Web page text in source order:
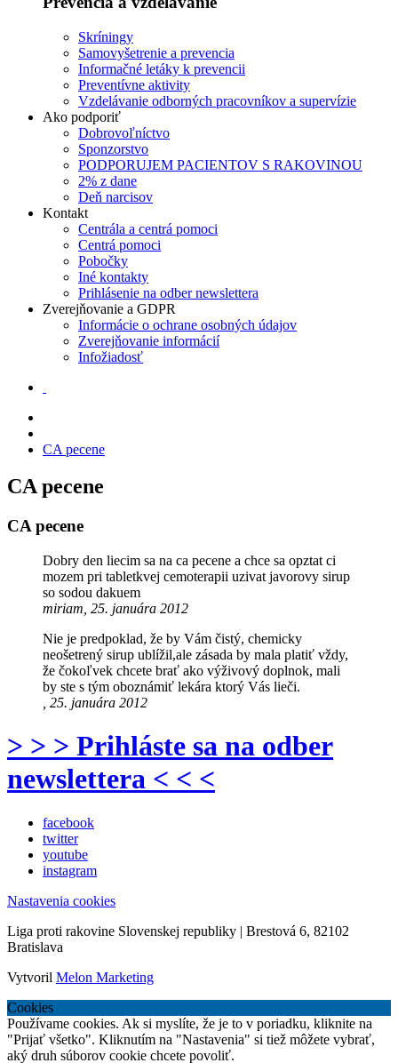
Skríningy
Samovyšetrenie a prevencia
Informačné letáky k prevencii
Preventívne aktivity
Vzdelávanie odborných pracovníkov a supervízie
Ako podporiť
Dobrovoľníctvo
Sponzorstvo
PODPORUJEM PACIENTOV S RAKOVINOU
2% z dane
Deň narcisov
Kontakt
Centrála a centrá pomoci
Centrá pomoci
Pobočky
Iné kontakty
Prihlásenie na odber newslettera
Zverejňovanie a GDPR
Informácie o ochrane osobných údajov
Zverejňovanie informácií
Infožiadosť
CA pecene
CA pecene
CA pecene
Dobry den liecim sa na ca pecene a chce sa opztat ci
mozem pri tabletkvej cemoterapii uzivat javorovy sirup
so sodou dakuem
miriam, 25. januára 2012
Nie je predpoklad, že by Vám čistý, chemicky
neošetrený sirup ublížil,ale zásada by mala platiť vždy,
že čokoľvek chcete brať ako výživový doplnok, mali
by ste s tým oboznámiť lekára ktorý Vás lieči.
, 25. januára 2012
> > > Prihláste sa na odber
newslettera < < <
facebook
twitter
youtube
instagram
Nastavenia cookies
Liga proti rakovine Slovenskej republiky | Brestová 6, 82102
Bratislava
Vytvoril Melon Marketing
Cookies
Používame cookies. Ak si myslíte, že je to v poriadku, kliknite na
"Prijať všetko". Kliknutím na "Nastavenia" si tiež môžete vybrať,
aký druh súborov cookie chcete povoliť.